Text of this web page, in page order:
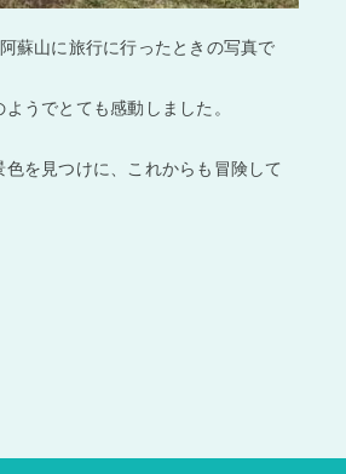
蘇山に旅行に行ったときの写真で
うでとても感動しました。
色を見つけに、これからも冒険して